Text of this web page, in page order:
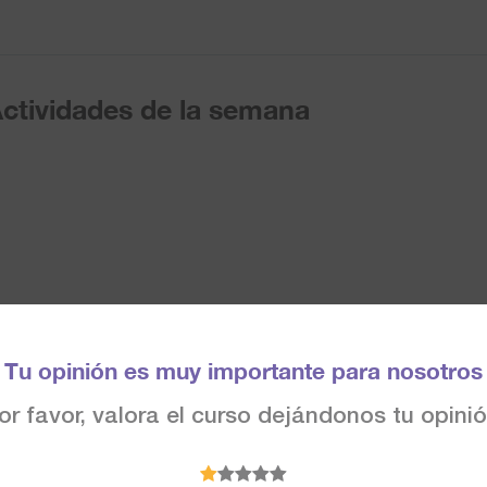
Tu opinión es muy importante para nosotros
favor, valora el curso dejándonos tu
de la semana